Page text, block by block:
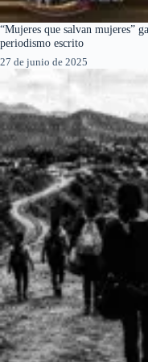
“Mujeres que salvan mujeres”
periodismo escrito
27 de junio de 2025